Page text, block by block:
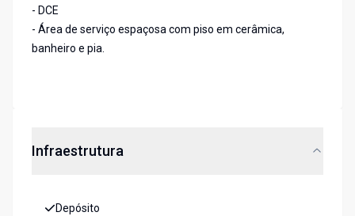
- DCE
- Área de serviço espaçosa com piso em cerâmica,
banheiro e pia.
Infraestrutura
Depósito